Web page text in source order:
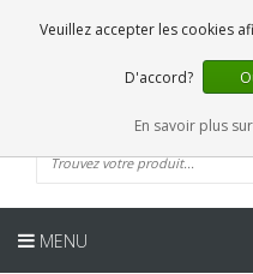
FR
MENU
Veuillez accepter les cookies
D'accord?
En savoir plus